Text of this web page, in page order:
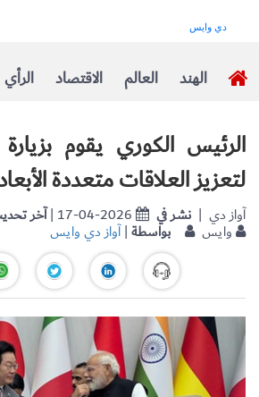
الرأي الاقتصاد العالم الهند
الرئيس الكوري يقوم
لتعزيز العلاقات متعددة
آخر| 17-04-2026 نشر في | آواز دي
وايس بواسطة|آواز دي وايس